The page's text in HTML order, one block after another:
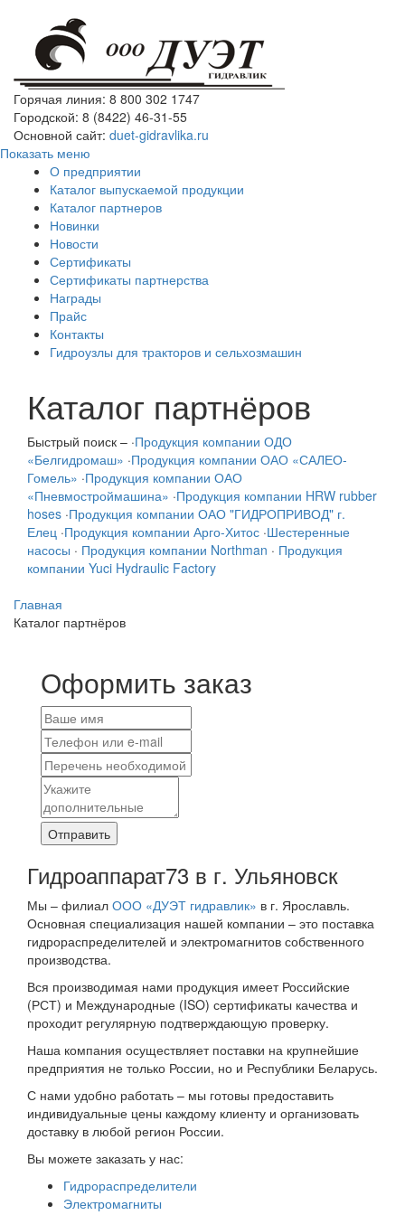
Горячая линия: 8 800 302 1747
Городской: 8 (8422) 46-31-55
Основной сайт: duet-gidravlika.ru
Показать меню
О предприятии
Каталог выпускаемой продукции
Каталог партнеров
Новинки
Новости
Сертификаты
Сертификаты партнерства
Награды
Прайс
Контакты
Гидроузлы для тракторов и сельхозмашин
Каталог партнёров
Быстрый поиск – ·Продукция компании ОДО
«Белгидромаш» ·Продукция компании ОАО «САЛЕО-
Гомель» ·Продукция компании ОАО
«Пневмостроймашина» ·Продукция компании HRW rubber
hoses ·Продукция компании ОАО "ГИДРОПРИВОД" г.
Елец ·Продукция компании Арго-Хитос ·Шестеренные
насосы · Продукция компании Northman · Продукция
компании Yuci Hydraulic Factory
Главная
Каталог партнёров
Оформить заказ
Отправить
Гидроаппарат73 в г. Ульяновск
Мы – филиал ООО «ДУЭТ гидравлик» в г. Ярославль.
Основная специализация нашей компании – это поставка
гидрораспределителей и электромагнитов собственного
производства.
Вся производимая нами продукция имеет Российские
(РСТ) и Международные (ISO) сертификаты качества и
проходит регулярную подтверждающую проверку.
Наша компания осуществляет поставки на крупнейшие
предприятия не только России, но и Республики Беларусь.
С нами удобно работать – мы готовы предоставить
индивидуальные цены каждому клиенту и организовать
доставку в любой регион России.
Вы можете заказать у нас:
Гидрораспределители
Электромагниты